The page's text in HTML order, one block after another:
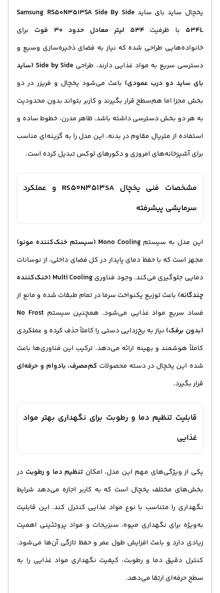
یخچال سایدبای سایدSamsung RS50N3513SA Side By Side
534L با ظرفیت534 لیتر معادل حدود 30 فوت
برای
خانواده‌هایی طراحی شده که نیاز به فضای ذخیره‌سازی وسیع و
دسترسی سریع به مواد غذایی دارند. طراحی
Side by Side (ساید
بای ساید دو درب عمودی) باعث می‌شود یخچال و فریزر در دو
بخش مجزا اما هم‌سطح قرار بگیرند و کاربر بتواند بدون محدودیت
به هر دو بخش دسترسی داشته باشد. ظاهر مدرن، خطوط ساده و
استفاده از متریال مقاوم در بدنه، این مدل را به گزینه‌ای مناسب
برای آشپزخانه‌های امروزی و دکورهای لوکس تبدیل کرده است.
مشخصات فنی یخچال RS50N3513SA و عملکرد
سرمایشی پیشرفته
این مدل به سیستم Mono Cooling (سیستم خنک‌کننده مونو)
مجهز است که با حفظ دمای پایدار در کل فضای داخلی، از نوسانات
دمایی جلوگیری می‌کند. وجود فناوری
Multi Cooling (خنک‌کننده
چندگانه) باعث توزیع یکنواخت سرما در تمام طبقات شده و مانع از
فساد سریع مواد غذایی می‌شود. همچنین سیستم No Frost
(بدون برفک) نیاز به یخ‌زدایی دستی را کاملاً حذف کرده و عملکردی
کاملاً هوشمند و بهینه ارائه می‌دهد. ترکیب این فناوری‌ها باعث
شده این یخچال در دسته محصولات کم‌مصرف، بادوام و حرفه‌ای
قرار بگیرد.
قابلیت تنظیم دما و رطوبت برای نگهداری بهتر مواد
غذایی
یکی از ویژگی‌های مهم این مدل، امکان تنظیم دما و رطوبت در
بخش‌های مختلف یخچال است که به کاربر اجازه می‌دهد شرایط
نگهداری را متناسب با نوع مواد غذایی کنترل کند. این قابلیت
به‌ویژه برای نگهداری میوه، سبزیجات و مواد پروتئینی اهمیت
زیادی دارد و باعث افزایش طول عمر و حفظ تازگی آن‌ها می‌شود.
کنترل دقیق دما و رطوبت، کیفیت نگهداری مواد غذایی را به
سطح حرفه‌ای ارتقا می‌دهد.